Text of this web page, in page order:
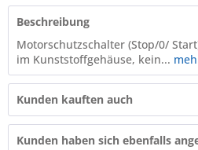
Beschreibung
Motorschutzschalter (Stop/0/
im Kunststoffgehäuse, kein...
Kunden kauften auch
Kunden haben sich ebenfalls